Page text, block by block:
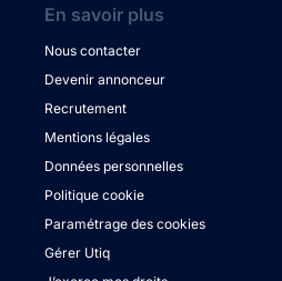
En savoir plus
Nous contacter
Devenir annonceur
Recrutement
Mentions légales
Données personnelles
Politique cookie
Paramétrage des cookies
Gérer Utiq